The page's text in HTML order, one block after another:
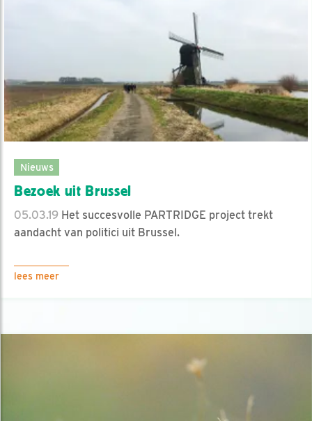
Nieuws
Bezoek uit Brussel
05.03.19 Het succesvolle PARTRIDGE project trekt
aandacht van politici uit Brussel.
lees meer